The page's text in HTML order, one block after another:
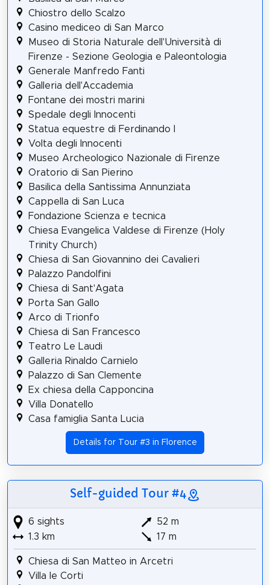
Chiostro dello Scalzo
Casino mediceo di San Marco
Museo di Storia Naturale dell'Università di
Firenze - Sezione Geologia e Paleontologia
Generale Manfredo Fanti
Galleria dell'Accademia
Fontane dei mostri marini
Spedale degli Innocenti
Statua equestre di Ferdinando I
Volta degli Innocenti
Museo Archeologico Nazionale di Firenze
Oratorio di San Pierino
Basilica della Santissima Annunziata
Cappella di San Luca
Fondazione Scienza e tecnica
Chiesa Evangelica Valdese di Firenze (Holy
Trinity Church)
Chiesa di San Giovannino dei Cavalieri
Palazzo Pandolfini
Chiesa di Sant'Agata
Porta San Gallo
Arco di Trionfo
Chiesa di San Francesco
Teatro Le Laudi
Galleria Rinaldo Carnielo
Palazzo di San Clemente
Ex chiesa della Capponcina
Villa Donatello
Casa famiglia Santa Lucia
Details for Tour #3 in Florence
Self-guided Tour #4
6 sights
1.3 km
52 m
17 m
Chiesa di San Matteo in Arcetri
Villa le Corti